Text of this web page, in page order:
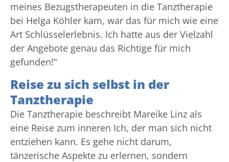
meines Bezugstherapeuten in die Tanztherapie
bei Helga Köhler kam, war das für mich wie eine
Art Schlüsselerlebnis. Ich hatte aus der Vielzahl
der Angebote genau das Richtige für mich
gefunden!“
Reise zu sich selbst in der
Tanztherapie
Die Tanztherapie beschreibt Mareike Linz als
eine Reise zum inneren Ich, der man sich nicht
entziehen kann. Es gehe nicht darum,
tänzerische Aspekte zu erlernen, sondern